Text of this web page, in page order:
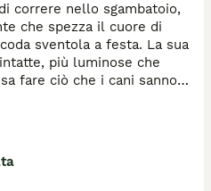
correre nello sgambatoio,
che spezza il cuore di
sventola a festa. La sua
più luminose che
fare ciò che i cani sanno
è di febbraio 2022, è
retriever), vive con una
al guinzaglio. Si trova